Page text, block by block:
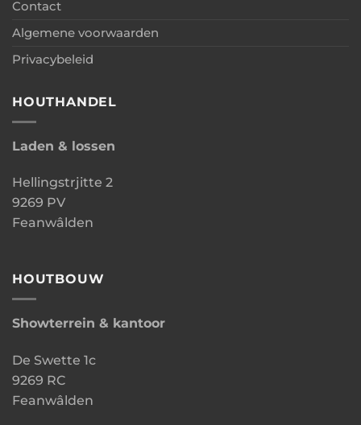
Contact
Algemene voorwaarden
Privacybeleid
HOUTHANDEL
Laden & lossen
Hellingstrjitte 2
9269 PV
Feanwâlden
HOUTBOUW
Showterrein & kantoor
De Swette 1c
9269 RC
Feanwâlden